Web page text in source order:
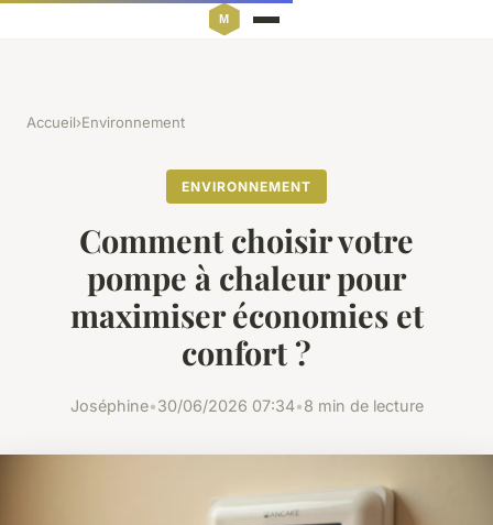
Accueil›Environnement
ENVIRONNEMENT
Comment choisir votre
pompe à chaleur pour
maximiser économies et
confort ?
Joséphine•30/06/2026 07:34•8 min de lecture